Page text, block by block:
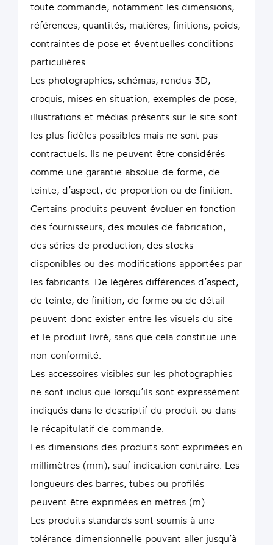
toute commande, notamment les dimensions,
références, quantités, matières, finitions, poids,
contraintes de pose et éventuelles conditions
particulières.
Les photographies, schémas, rendus 3D,
croquis, mises en situation, exemples de pose,
illustrations et médias présents sur le site sont
les plus fidèles possibles mais ne sont pas
contractuels. Ils ne peuvent être considérés
comme une garantie absolue de forme, de
teinte, d’aspect, de proportion ou de finition.
Certains produits peuvent évoluer en fonction
des fournisseurs, des moules de fabrication,
des séries de production, des stocks
disponibles ou des modifications apportées par
les fabricants. De légères différences d’aspect,
de teinte, de finition, de forme ou de détail
peuvent donc exister entre les visuels du site
et le produit livré, sans que cela constitue une
non-conformité.
Les accessoires visibles sur les photographies
ne sont inclus que lorsqu’ils sont expressément
indiqués dans le descriptif du produit ou dans
le récapitulatif de commande.
Les dimensions des produits sont exprimées en
millimètres (mm), sauf indication contraire. Les
longueurs des barres, tubes ou profilés
peuvent être exprimées en mètres (m).
Les produits standards sont soumis à une
tolérance dimensionnelle pouvant aller jusqu’à